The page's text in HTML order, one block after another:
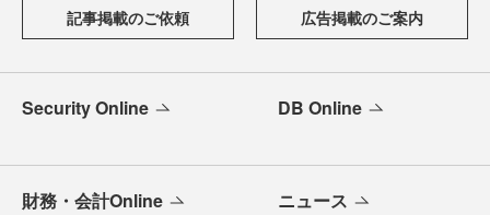
記事掲載のご依頼 広告掲載のご案内
Security Online DB Online
財務・会計Online ニュース